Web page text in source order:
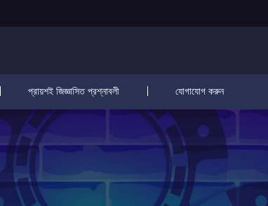
প্রায়শই জিজ্ঞাসিত প্রশ্নাবলী যোগাযোগ করুন